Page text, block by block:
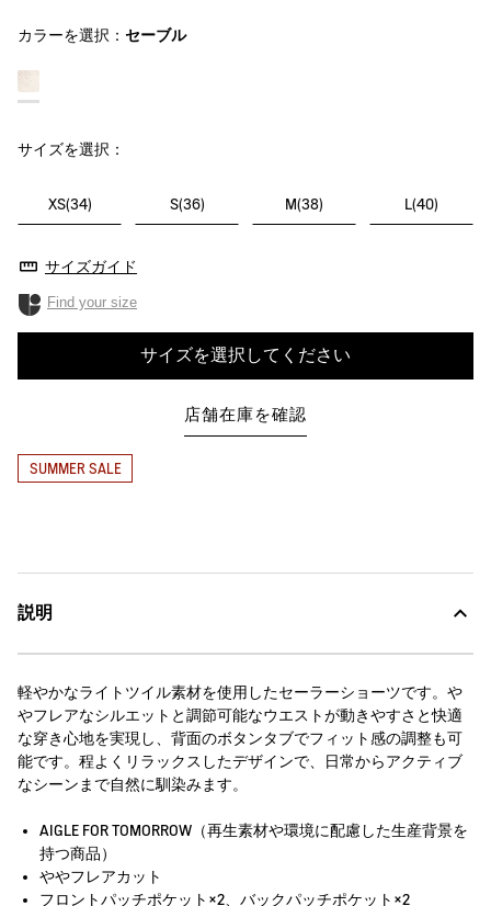
カラーを選択： セーブル
サイズを選択：
XS(34) S(36) M(38) L(40)
サイズガイド
Find your size
サイズを選択してください
店舗在庫を確認
SUMMER SALE
説明
軽やかなライトツイル素材を使用したセーラーショーツです。や
やフレアなシルエットと調節可能なウエストが動きやすさと快適
な穿き心地を実現し、背面のボタンタブでフィット感の調整も可
能です。程よくリラックスしたデザインで、日常からアクティブ
なシーンまで自然に馴染みます。
AIGLE FOR TOMORROW（再生素材や環境に配慮した生産背景を
持つ商品）
ややフレアカット
フロントパッチポケット×2、バックパッチポケット×2